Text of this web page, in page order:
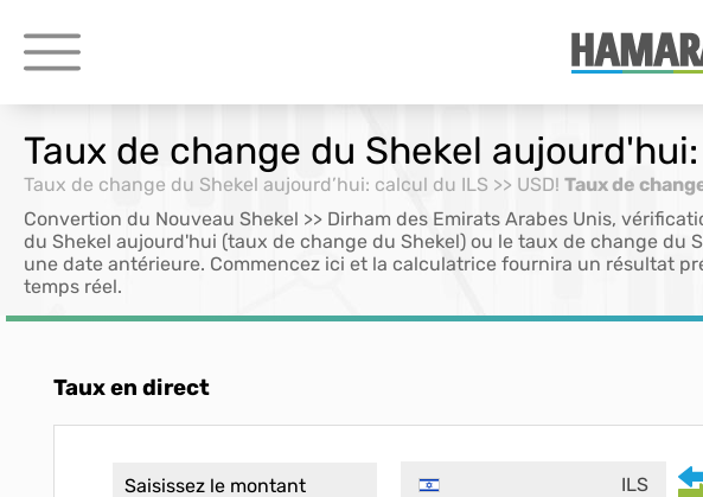
Taux de change du Shekel aujourd'hui:
Taux de change du Shekel aujourd’hui: calcul du ILS >> USD! Taux de
Convertion du Nouveau Shekel >> Dirham des Emirats Arabes Unis,
du Shekel aujourd'hui (taux de change du Shekel) ou le taux de change du
une date antérieure. Commencez ici et la calculatrice fournira un résultat
temps réel.
Taux en direct
ILS